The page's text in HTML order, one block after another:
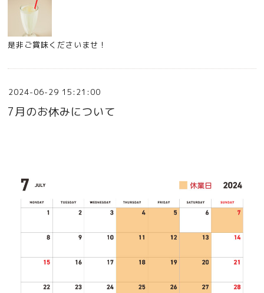
是非ご賞味くださいませ！
2024-06-29 15:21:00
7月のお休みについて